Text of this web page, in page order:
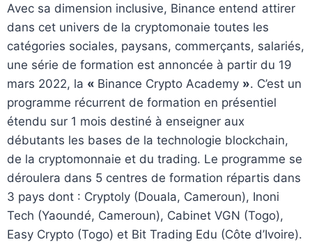
Avec sa dimension inclusive, Binance entend attirer
dans cet univers de la cryptomonaie toutes les
catégories sociales, paysans, commerçants, salariés,
une série de formation est annoncée à partir du 19
mars 2022, la « Binance Crypto Academy ». C’est un
programme récurrent de formation en présentiel
étendu sur 1 mois destiné à enseigner aux
débutants les bases de la technologie blockchain,
de la cryptomonnaie et du trading. Le programme se
déroulera dans 5 centres de formation répartis dans
3 pays dont : Cryptoly (Douala, Cameroun), Inoni
Tech (Yaoundé, Cameroun), Cabinet VGN (Togo),
Easy Crypto (Togo) et Bit Trading Edu (Côte d’Ivoire).